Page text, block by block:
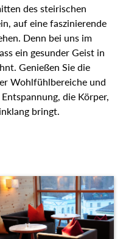
des steirischen
auf eine faszinierende
Denn bei uns im
ein gesunder Geist in
Genießen Sie die
Wohlfühlbereiche und
die Körper,
bringt.